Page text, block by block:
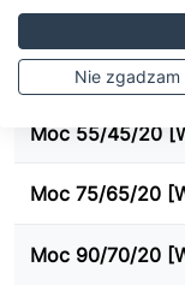
EAN13
Wymiary [mm]
Moc 55/45/20
Moc 75/65/20
Moc 90/70/20
Nie zgadzam